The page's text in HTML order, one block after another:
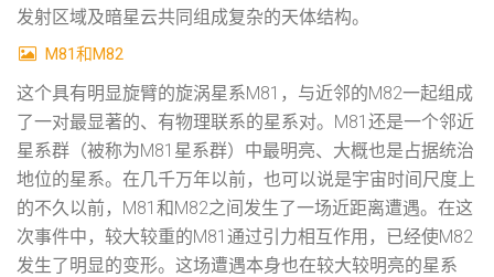
发射区域及暗星云共同组成复杂的天体结构。
M81和M82
这个具有明显旋臂的旋涡星系M81，与近邻的M82一起组成
了一对最显著的、有物理联系的星系对。M81还是一个邻近
星系群（被称为M81星系群）中最明亮、大概也是占据统治
地位的星系。在几千万年以前，也可以说是宇宙时间尺度上
的不久以前，M81和M82之间发生了一场近距离遭遇。在这
次事件中，较大较重的M81通过引力相互作用，已经使M82
发生了明显的变形。这场遭遇本身也在较大较明亮的星系